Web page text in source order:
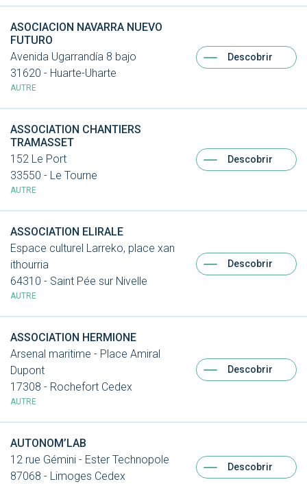
ASOCIACION NAVARRA NUEVO
FUTURO
Avenida Ugarrandía 8 bajo
31620 - Huarte-Uharte
AUTRE
Descobrir
ASSOCIATION CHANTIERS
TRAMASSET
152 Le Port
33550 - Le Tourne
AUTRE
Descobrir
ASSOCIATION ELIRALE
Espace culturel Larreko, place xan
ithourria
64310 - Saint Pée sur Nivelle
AUTRE
Descobrir
ASSOCIATION HERMIONE
Arsenal maritime - Place Amiral
Dupont
17308 - Rochefort Cedex
AUTRE
Descobrir
AUTONOM’LAB
12 rue Gémini - Ester Technopole
87068 - Limoges Cedex
Descobrir